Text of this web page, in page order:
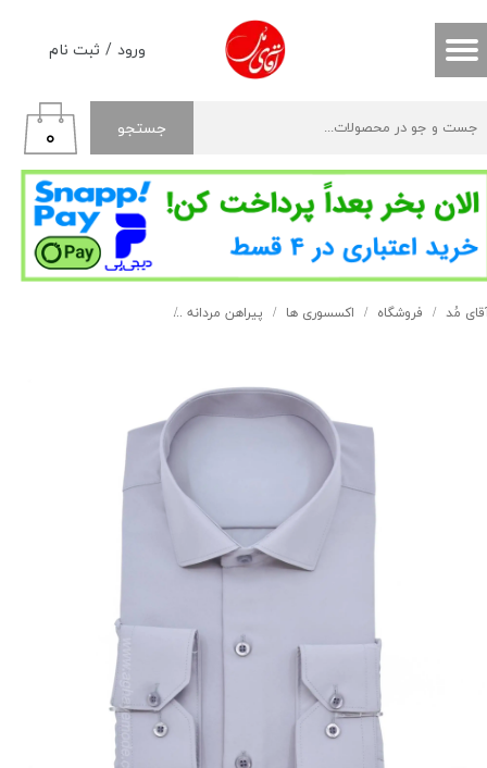
ورود / ثبت نام
حساب کاربری من
خروج از حساب کاربری
جستجو ۰
مُد فروشگاه اکسسوری ها پیراهن مردانه